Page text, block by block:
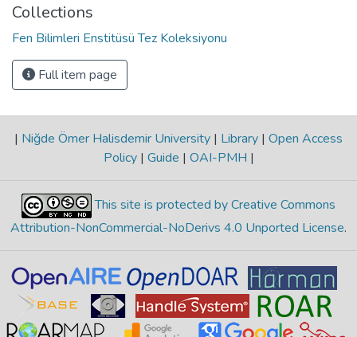
Collections
Fen Bilimleri Enstitüsü Tez Koleksiyonu
Full item page
| Niğde Ömer Halisdemir University | Library | Open Access
Policy | Guide | OAI-PMH |
This site is protected by Creative Commons
Attribution-NonCommercial-NoDerivs 4.0 Unported License.